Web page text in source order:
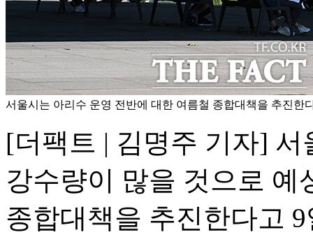
서울시는 아리수 운영 전반에 대한 여름철 종합대책을 추진한
[더팩트 | 김명주 기자]
강수량이 많을 것으로 예
종합대책을 추진한다고